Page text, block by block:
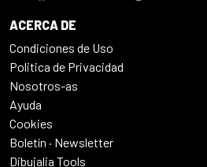
ACERCA DE
Condiciones de Uso
Politica de Privacidad
Nosotros-as
Ayuda
Cookies
Boletín · Newsletter
Dibujalia Tools